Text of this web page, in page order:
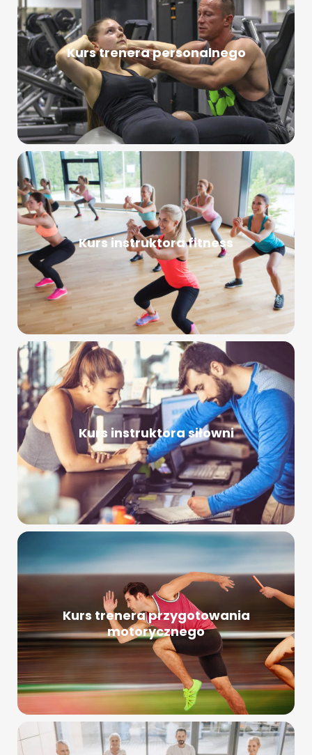
Kurs trenera personalnego
Kurs instruktora fitness
Kurs instruktora siłowni
Kurs trenera przygotowania
motorycznego